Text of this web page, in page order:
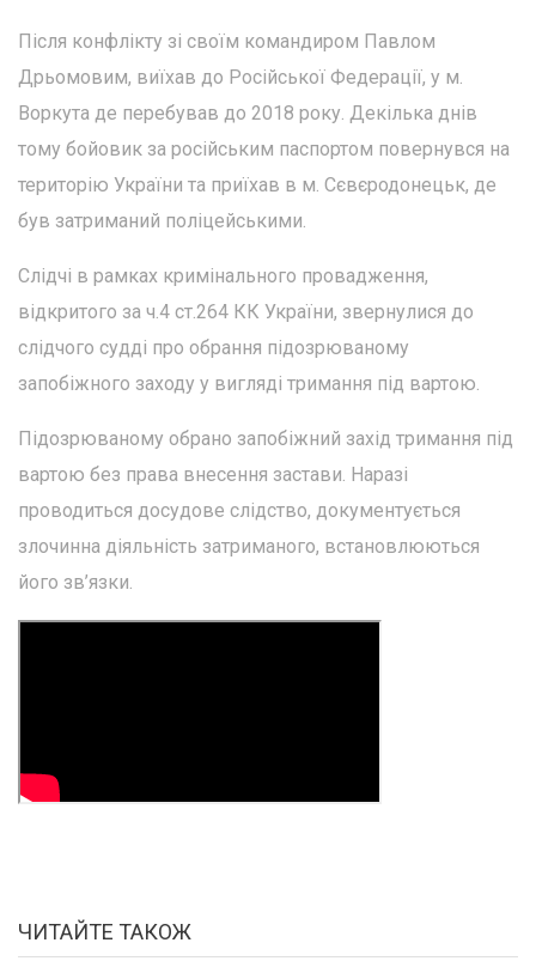
Після конфлікту зі своїм командиром Павлом
Дрьомовим, виїхав до Російської Федерації, у м.
Воркута де перебував до 2018 року. Декілька днів
тому бойовик за російським паспортом повернувся на
територію України та приїхав в м. Сєвєродонецьк, де
був затриманий поліцейськими.
Слідчі в рамках кримінального провадження,
відкритого за ч.4 ст.264 КК України, звернулися до
слідчого судді про обрання підозрюваному
запобіжного заходу у вигляді тримання під вартою.
Підозрюваному обрано запобіжний захід тримання під
вартою без права внесення застави. Наразі
проводиться досудове слідство, документується
злочинна діяльність затриманого, встановлюються
його зв’язки.
ЧИТАЙТЕ ТАКОЖ